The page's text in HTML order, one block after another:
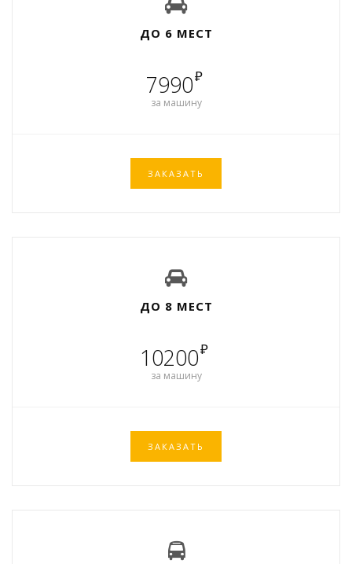
ДО 6 МЕСТ
7990₽
за машину
ЗАКАЗАТЬ
ДО 8 МЕСТ
10200₽
за машину
ЗАКАЗАТЬ